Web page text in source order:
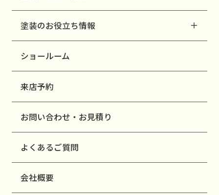
塗装のお役立ち情報
ショールーム
来店予約
お問い合わせ・お見積り
よくあるご質問
会社概要